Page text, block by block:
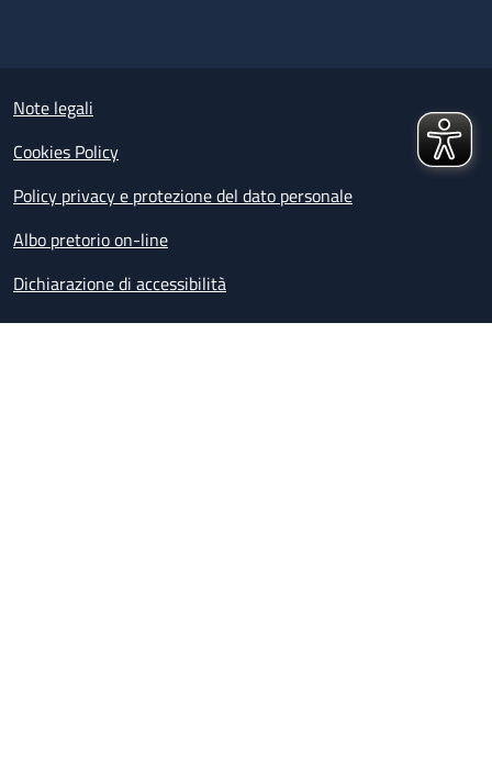
Small prints
Note legali
Cookies Policy
Policy privacy e protezione del dato personale
Albo pretorio on-line
Dichiarazione di accessibilità